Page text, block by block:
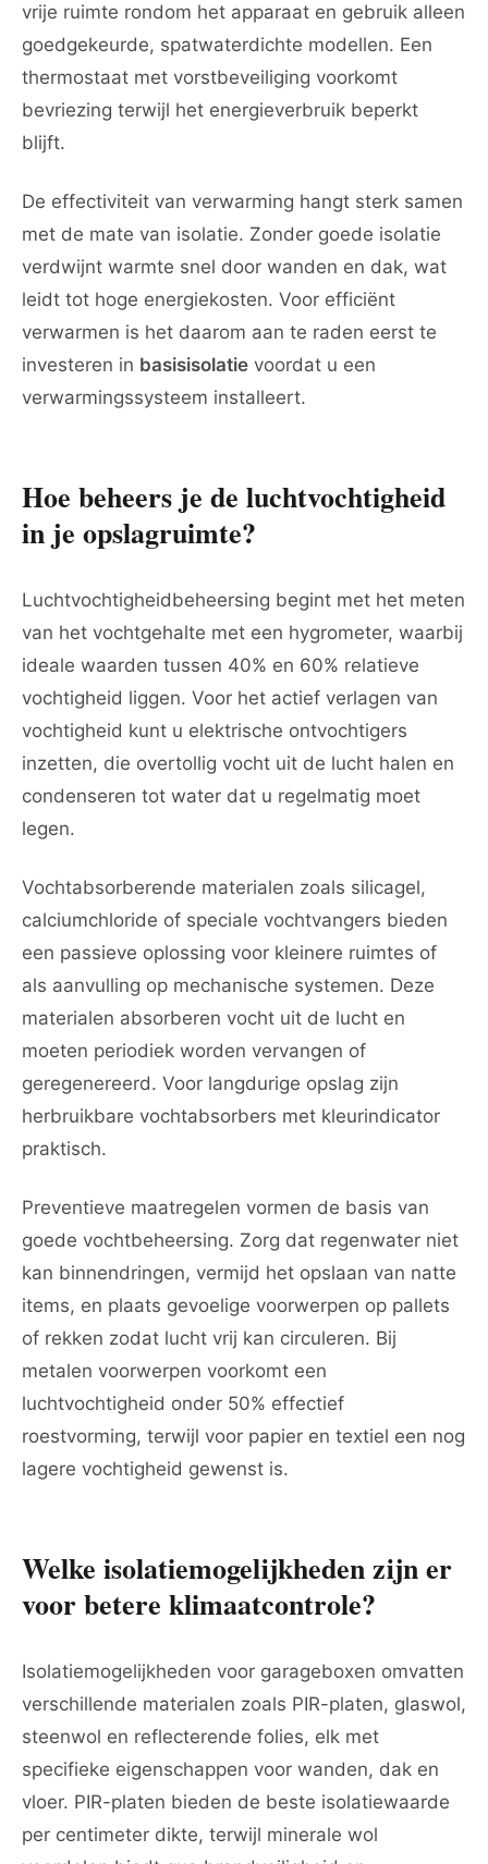
vrije ruimte rondom het apparaat en gebruik alleen
goedgekeurde, spatwaterdichte modellen. Een
thermostaat met vorstbeveiliging voorkomt
bevriezing terwijl het energieverbruik beperkt
blijft.
De effectiviteit van verwarming hangt sterk samen
met de mate van isolatie. Zonder goede isolatie
verdwijnt warmte snel door wanden en dak, wat
leidt tot hoge energiekosten. Voor efficiënt
verwarmen is het daarom aan te raden eerst te
investeren in basisisolatie voordat u een
verwarmingssysteem installeert.
Hoe beheers je de luchtvochtigheid
in je opslagruimte?
Luchtvochtigheidbeheersing begint met het meten
van het vochtgehalte met een hygrometer, waarbij
ideale waarden tussen 40% en 60% relatieve
vochtigheid liggen. Voor het actief verlagen van
vochtigheid kunt u elektrische ontvochtigers
inzetten, die overtollig vocht uit de lucht halen en
condenseren tot water dat u regelmatig moet
legen.
Vochtabsorberende materialen zoals silicagel,
calciumchloride of speciale vochtvangers bieden
een passieve oplossing voor kleinere ruimtes of
als aanvulling op mechanische systemen. Deze
materialen absorberen vocht uit de lucht en
moeten periodiek worden vervangen of
geregenereerd. Voor langdurige opslag zijn
herbruikbare vochtabsorbers met kleurindicator
praktisch.
Preventieve maatregelen vormen de basis van
goede vochtbeheersing. Zorg dat regenwater niet
kan binnendringen, vermijd het opslaan van natte
items, en plaats gevoelige voorwerpen op pallets
of rekken zodat lucht vrij kan circuleren. Bij
metalen voorwerpen voorkomt een
luchtvochtigheid onder 50% effectief
roestvorming, terwijl voor papier en textiel een nog
lagere vochtigheid gewenst is.
Welke isolatiemogelijkheden zijn er
voor betere klimaatcontrole?
Isolatiemogelijkheden voor garageboxen omvatten
verschillende materialen zoals PIR-platen, glaswol,
steenwol en reflecterende folies, elk met
specifieke eigenschappen voor wanden, dak en
vloer. PIR-platen bieden de beste isolatiewaarde
per centimeter dikte, terwijl minerale wol